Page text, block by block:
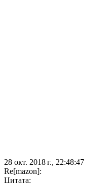
28 окт. 2018 г., 22:48:47
Re[mazon]:
Цитата: